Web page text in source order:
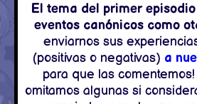
El tema del primer
eventos canónicos como
enviarnos sus
(positivas o negativas) a
para que las
omitamos algunas si